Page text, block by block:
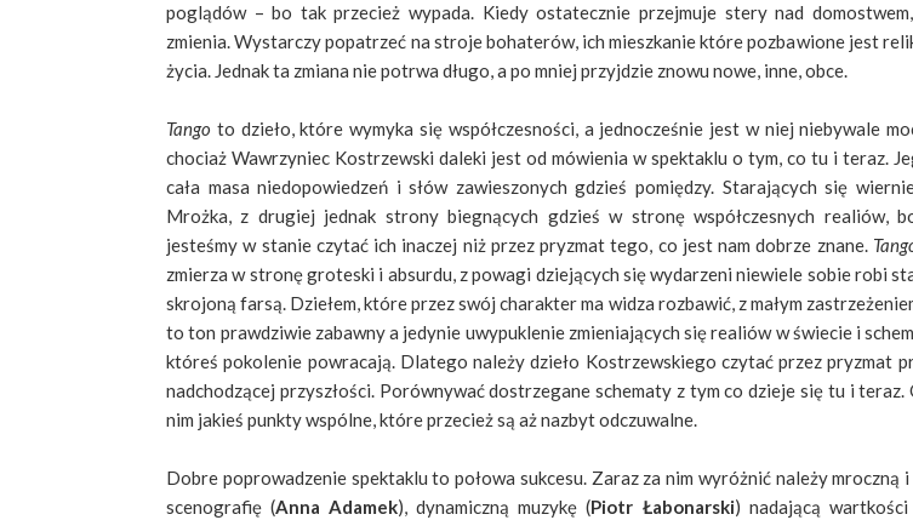
poglądów – bo tak przecież wypada. Kiedy ostatecznie przejmuje stery nad
zmienia. Wystarczy popatrzeć na stroje bohaterów, ich mieszkanie które pozbawione jest
życia. Jednak ta zmiana nie potrwa długo, a po mniej przyjdzie znowu nowe, inne, obce.
Tango to dzieło, które wymyka się współczesności, a jednocześnie jest w niej niebywale
chociaż Wawrzyniec Kostrzewski daleki jest od mówienia w spektaklu o tym, co tu i teraz.
cała masa niedopowiedzeń i słów zawieszonych gdzieś pomiędzy. Starających się
Mrożka, z drugiej jednak strony biegnących gdzieś w stronę współczesnych realiów,
jesteśmy w stanie czytać ich inaczej niż przez pryzmat tego, co jest nam dobrze znane.
zmierza w stronę groteski i absurdu, z powagi dziejących się wydarzeni niewiele sobie robi
skrojoną farsą. Dziełem, które przez swój charakter ma widza rozbawić, z małym
to ton prawdziwie zabawny a jedynie uwypuklenie zmieniających się realiów w świecie i
któreś pokolenie powracają. Dlatego należy dzieło Kostrzewskiego czytać przez pryzmat
nadchodzącej przyszłości. Porównywać dostrzegane schematy z tym co dzieje się tu i teraz.
nim jakieś punkty wspólne, które przecież są aż nazbyt odczuwalne.
Dobre poprowadzenie spektaklu to połowa sukcesu. Zaraz za nim wyróżnić należy mroczną
scenografię (Anna Adamek), dynamiczną muzykę (Piotr Łabonarski) nadającą